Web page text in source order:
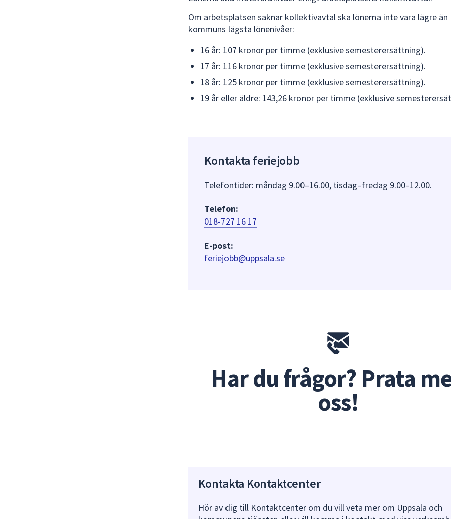
Om arbetsplatsen saknar kollektivavtal ska lönerna inte vara lägre än
kommuns lägsta lönenivåer:
16 år: 107 kronor per timme (exklusive semesterersättning).
17 år: 116 kronor per timme (exklusive semesterersättning).
18 år: 125 kronor per timme (exklusive semesterersättning).
19 år eller äldre: 143,26 kronor per timme (exklusive
Kontakta feriejobb
Telefontider: måndag 9.00–16.00, tisdag–fredag 9.00–12.00.
Telefon:
018-727 16 17
E-post:
feriejobb@uppsala.se
Har du frågor? Prata
oss!
Kontakta Kontaktcenter
Hör av dig till Kontaktcenter om du vill veta mer om Uppsala och